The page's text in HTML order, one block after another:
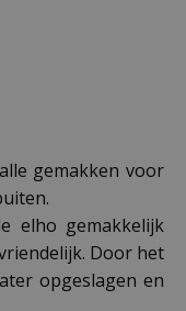
gemakken voor
elho gemakkelijk
Door het
opgeslagen en